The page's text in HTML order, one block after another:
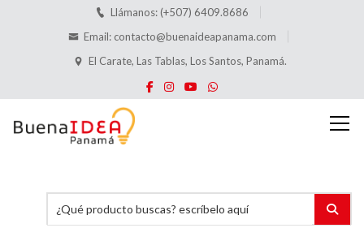
Llámanos: (+507) 6409.8686
Email: contacto@buenaideapanama.com
El Carate, Las Tablas, Los Santos, Panamá.